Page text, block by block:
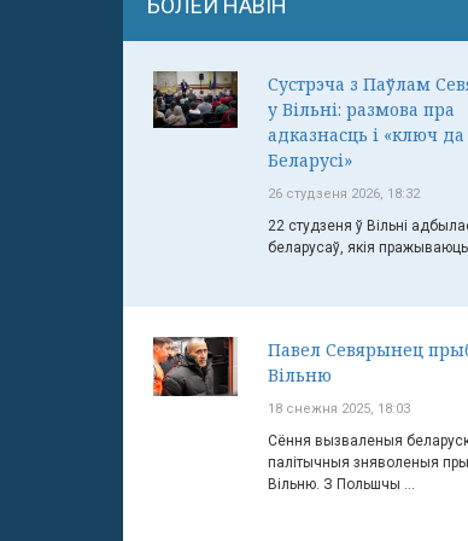
БОЛЕЙ НАВІН
Сустрэча з Паўлам
у Вільні: размова пра
адказнасць і «ключ да
Беларусі»
26 студзеня 2026, 18:32
22 студзеня ў Вільні
беларусаў, якія пражываюць
Павел Севярынец
Вільню
18 снежня 2025, 18:03
Сёння вызваленыя
палітычныя зняволеныя
Вільню. З Польшчы ...